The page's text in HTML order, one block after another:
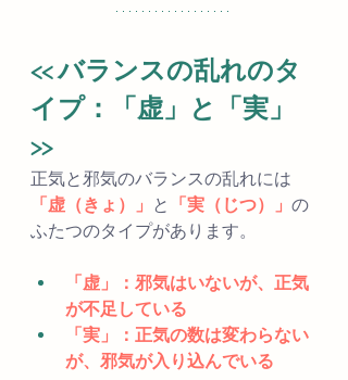
<< バランスの乱れのタ
イプ：「虚」と「実」
>>
正気と邪気のバランスの乱れには
「虚（きょ）」 と 「実（じつ）」 の
ふたつのタイプがあります。
「虚」：邪気はいないが、正気
が不足している
「実」：正気の数は変わらない
が、邪気が入り込んでいる